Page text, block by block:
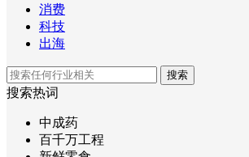
消费
科技
出海
搜索
搜索热词
中成药
百千万工程